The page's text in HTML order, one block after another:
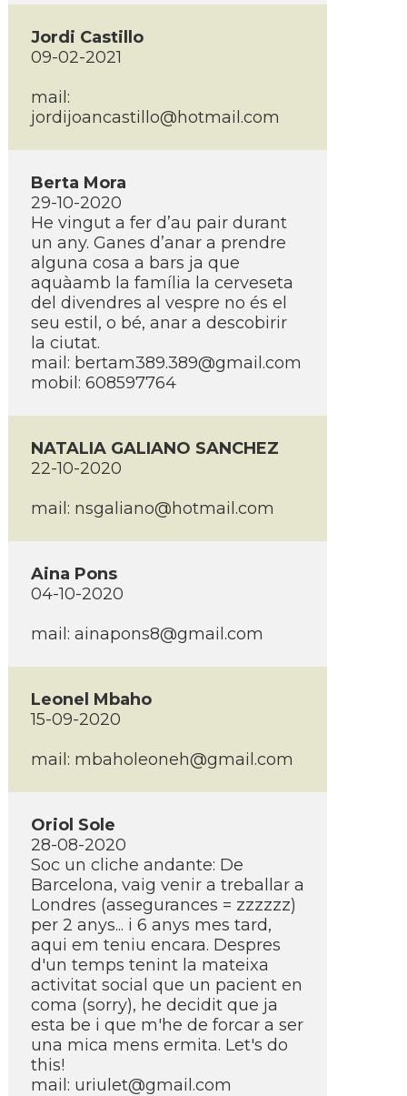
Jordi Castillo
09-02-2021
mail:
jordijoancastillo@hotmail.com
Berta Mora
29-10-2020
He vingut a fer d’au pair durant
un any. Ganes d’anar a prendre
alguna cosa a bars ja que
aquàamb la família la cerveseta
del divendres al vespre no és el
seu estil, o bé, anar a descobirir
la ciutat.
mail: bertam389.389@gmail.com
mobil: 608597764
NATALIA GALIANO SANCHEZ
22-10-2020
mail: nsgaliano@hotmail.com
Aina Pons
04-10-2020
mail: ainapons8@gmail.com
Leonel Mbaho
15-09-2020
mail: mbaholeoneh@gmail.com
Oriol Sole
28-08-2020
Soc un cliche andante: De
Barcelona, vaig venir a treballar a
Londres (assegurances = zzzzzz)
per 2 anys... i 6 anys mes tard,
aqui em teniu encara. Despres
d'un temps tenint la mateixa
activitat social que un pacient en
coma (sorry), he decidit que ja
esta be i que m'he de forcar a ser
una mica mens ermita. Let's do
this!
mail: uriulet@gmail.com